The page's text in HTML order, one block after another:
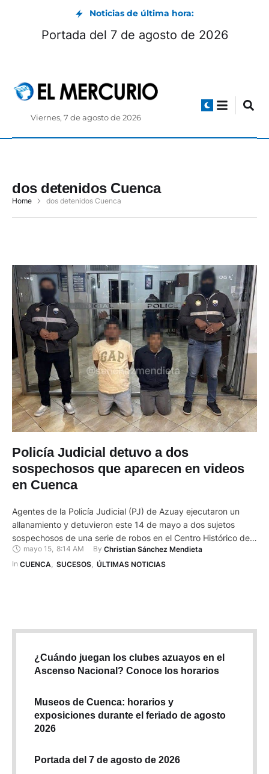
Noticias de última hora:
Portada del 7 de agosto de 2026
Viernes, 7 de agosto de 2026
dos detenidos Cuenca
Home dos detenidos Cuenca
Policía Judicial detuvo a dos
sospechosos que aparecen en videos
en Cuenca
Agentes de la Policía Judicial (PJ) de Azuay ejecutaron un
allanamiento y detuvieron este 14 de mayo a dos sujetos
sospechosos de una serie de robos en el Centro Histórico de
Cuenca. Cámaras de seguridad captaron a los sospechosos
mientras cometían varios robos en locales comerciales y
mayo 15, 8:14 AM By Christian Sánchez Mendieta
In CUENCA SUCESOS, ÚLTIMAS NOTICIAS
¿Cuándo juegan los clubes azuayos en el
Ascenso Nacional? Conoce los horarios
Museos de Cuenca: horarios y
exposiciones durante el feriado de agosto
2026
Portada del 7 de agosto de 2026